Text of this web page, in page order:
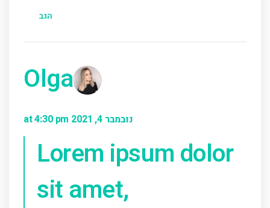
הגב
Olga
נובמבר 4, 2021 at 4:30 pm
Lorem ipsum dolor
sit amet,